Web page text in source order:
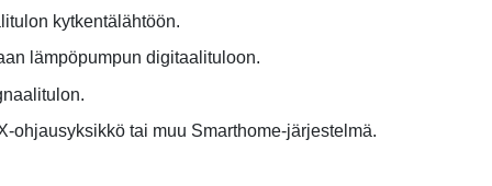
kytkentälähtöön.
lämpöpumpun digitaalituloon.
tai muu Smarthome-järjestelmä.